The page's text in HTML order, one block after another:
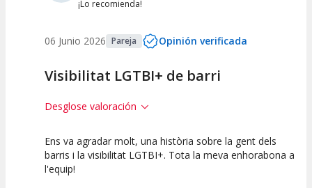
¡Lo recomienda!
06 Junio 2026 Pareja Opinión verificada
Visibilitat LGTBI+ de barri
Desglose valoración
10
Calidad del
10 10
Ens va agradar molt, una història sobre la gent dels
barris i la visibilitat LGTBI+. Tota la meva enhorabona a
l'equip!